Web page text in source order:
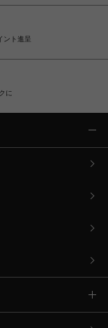
ント進呈
に